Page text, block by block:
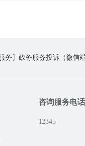
务】政务服务投诉（微信端
咨询服务电话
12345